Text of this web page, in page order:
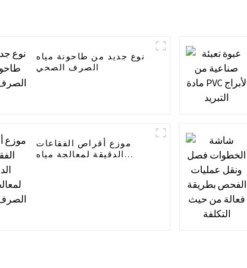
نوع جديد من طاحونة مياه
الصرف الصحي
موزع أقراص الفقاعات
الدقيقة لمعالجة مياه